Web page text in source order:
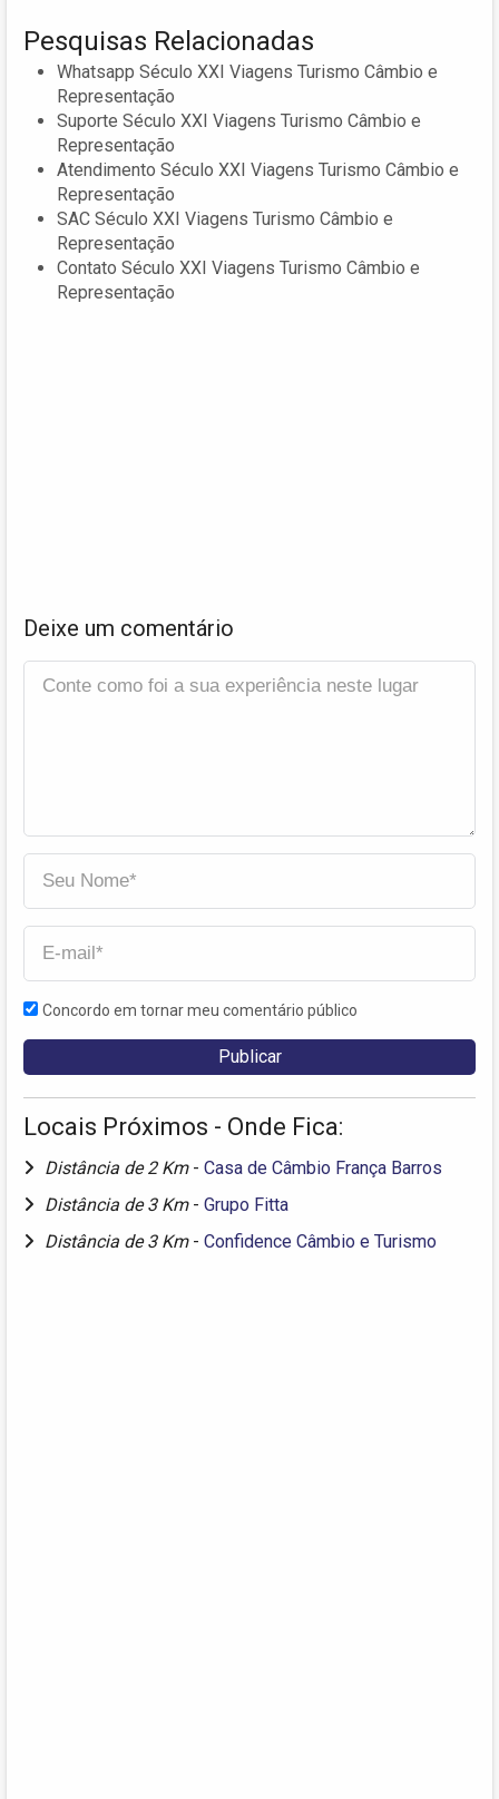
Pesquisas Relacionadas
Whatsapp Século XXI Viagens Turismo Câmbio e
Representação
Suporte Século XXI Viagens Turismo Câmbio e
Representação
Atendimento Século XXI Viagens Turismo Câmbio e
Representação
SAC Século XXI Viagens Turismo Câmbio e
Representação
Contato Século XXI Viagens Turismo Câmbio e
Representação
Deixe um comentário
Concordo em tornar meu comentário público
Locais Próximos - Onde Fica:
Distância de 2 Km - Casa de Câmbio França Barros
Distância de 3 Km - Grupo Fitta
Distância de 3 Km - Confidence Câmbio e Turismo